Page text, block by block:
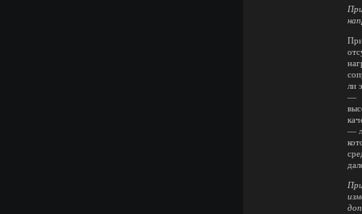
ли
—
—